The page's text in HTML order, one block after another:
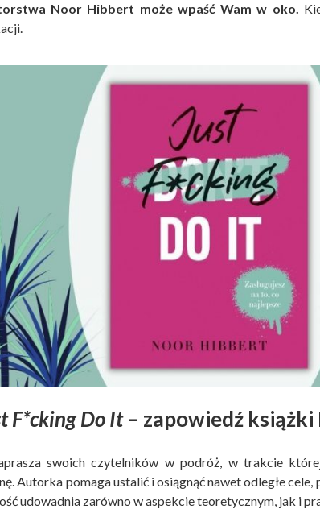
Noor Hibbert może wpaść Wam w oko.
F*cking Do It– zapowiedź
swoich czytelników w podróż, w trakcie
Autorka pomaga ustalić i osiągnąć nawet odległe
udowadnia zarówno w aspekcie teoretycznym, jak i